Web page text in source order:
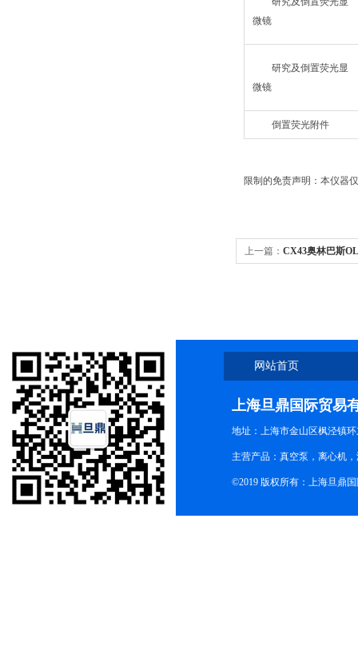
微镜
研究及倒置荧光显
微镜
倒置荧光附件
限制的免责声明：本仪器
上一篇： CX43奥林巴斯
网站首页
上海旦鼎国际贸易
地址：上海市金山区枫泾镇
主营产品：真空泵，离心机
©2019 版权所有：上海旦鼎